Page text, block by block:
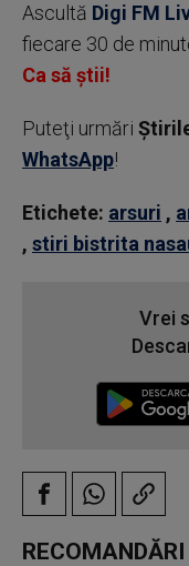
Ascultă Digi FM
fiecare 30 de
Ca să știi!
Puteţi urmări
WhatsApp!
Etichete: arsuri ,
, stiri bistrita
Vrei